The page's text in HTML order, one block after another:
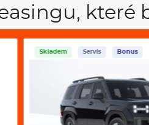
které
Servis Bonus